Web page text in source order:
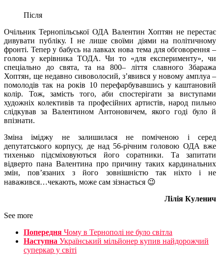
Після
Очільник Тернопільської ОДА Валентин Хоптян не перестає
дивувати публіку. І не лише своїми діями на політичному
фронті. Тепер у бабусь на лавках нова тема для обговорення –
голова у керівника ТОДА. Чи то «для експерименту», чи
спеціально до свята, та на 800– ліття славного Збаража
Хоптян, ще недавно сивоволосий, з’явився у новому амплуа –
помолодів так на років 10 перефарбувавшись у каштановий
колір. Тож, замість того, аби спостерігати за виступами
художніх колективів та професійних артистів, народ пильно
слідкував за Валентином Антоновичем, якого годі було й
впізнати.
Зміна іміджу не залишилася не поміченою і серед
депутатського корпусу, де над 56-річним головою ОДА вже
тихенько підсміховуються його соратники. Та запитати
відверто пана Валентина про причину таких кардинальних
змін, пов’язаних з його зовнішністю так ніхто і не
наважився…чекають, може сам зізнається 😉
Лілія Куленич
See more
Попередня Чому в Тернополі не було світла
Наступна Український мільйонер купив найдорожчий
суперкар у світі